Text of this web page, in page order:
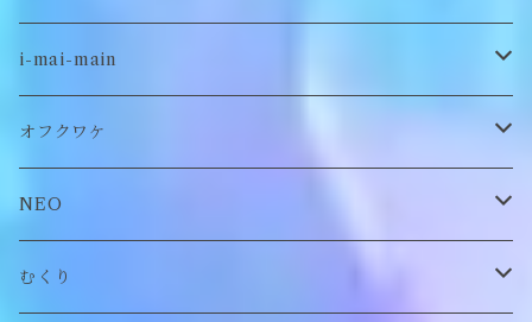
古着
オリジナル
i-mai-main
ビスチェ
付け襟
帽子
オフクワケ
トップス
アウター
NEO
財布
むくり